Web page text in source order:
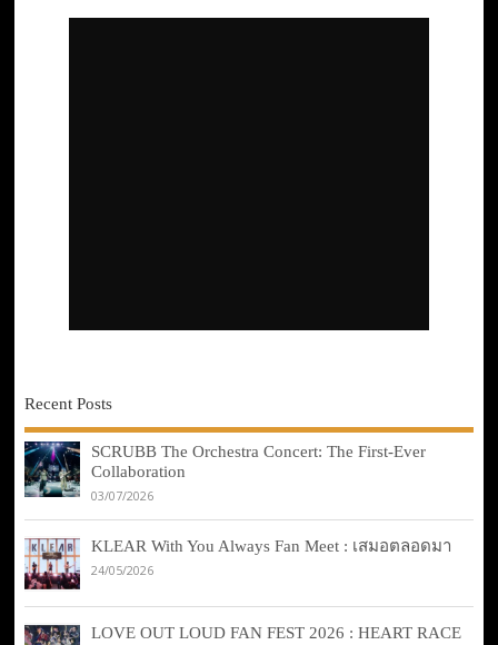
Recent Posts
SCRUBB The Orchestra Concert: The First-Ever
Collaboration
03/07/2026
KLEAR With You Always Fan Meet : เสมอตลอดมา
24/05/2026
LOVE OUT LOUD FAN FEST 2026 : HEART RACE